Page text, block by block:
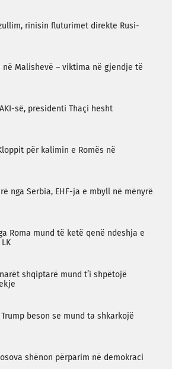
rinisin fluturimet direkte Rusi-
Malishevë – viktima në gjendje të
së, presidenti Thaçi hesht
për kalimin e Romës në
nga Serbia, EHF-ja e mbyll në mënyrë
Roma mund të ketë qenë ndeshja e
shqiptarë mund t’i shpëtojë
beson se mund ta shkarkojë
shënon përparim në demokraci